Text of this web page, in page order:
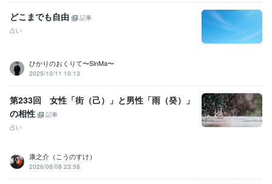
どこまでも自由
記事
占い
ひかりのおくりて〜SinMa〜
2025/10/11 10:13
第233回 女性「街（己）」と男性「雨（癸）」
の相性
記事
占い
康之介（こうのすけ）
2026/08/08 23:58